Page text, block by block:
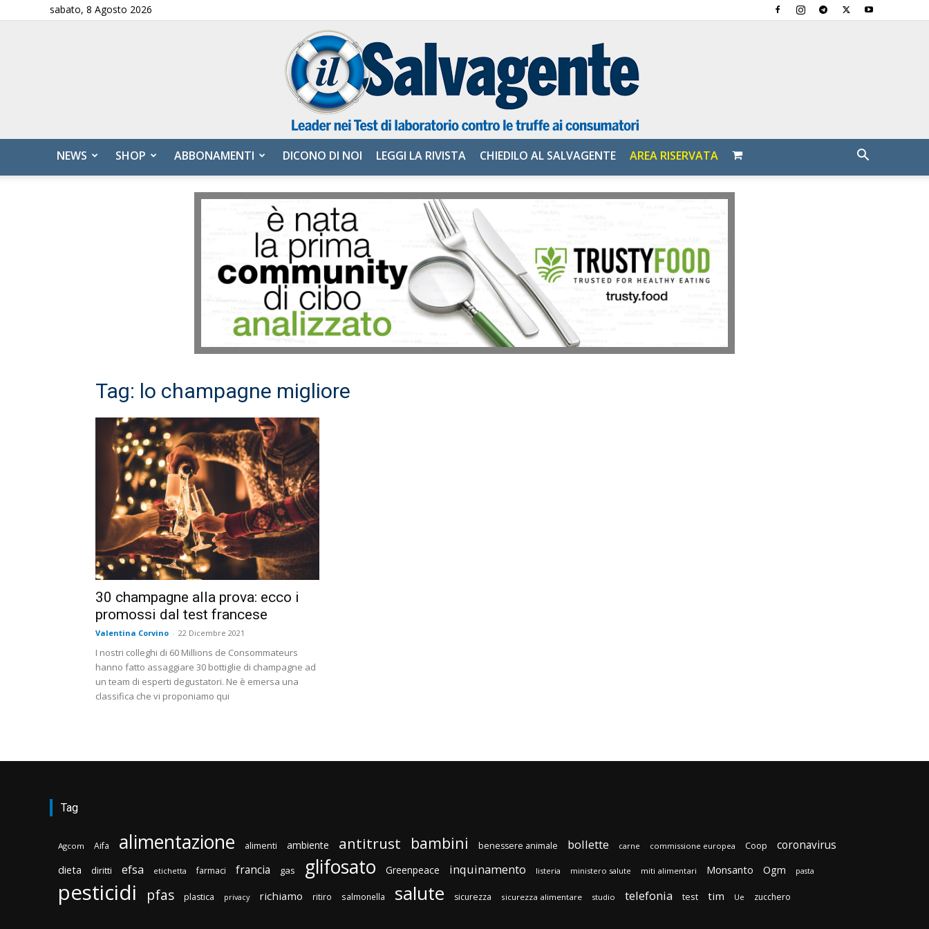
sabato, 8 Agosto 2026
Salvagente
NEWS SHOP ABBONAMENTI DICONO DI NOI LEGGI LA RIVISTA CHIEDILO AL SALVAGENTE AREA RISERVATA
Tag: lo champagne migliore
30 champagne alla prova: ecco i
promossi dal test francese
Valentina Corvino - 22 Dicembre 2021
I nostri colleghi di 60 Millions de Consommateurs
hanno fatto assaggiare 30 bottiglie di champagne ad
un team di esperti degustatori. Ne è emersa una
classifica che vi proponiamo qui
Tag
Agcom Aifa alimentazione alimenti ambiente antitrust bambini benessere animale bollette carne commissione europea Coop coronavirus
dieta diritti efsa etichetta farmaci francia gas glifosato Greenpeace inquinamento listeria ministero salute miti alimentari Monsanto Ogm pasta
pesticidi pfas plastica privacy richiamo ritiro salmonella salute sicurezza sicurezza alimentare studio telefonia test tim Ue zucchero